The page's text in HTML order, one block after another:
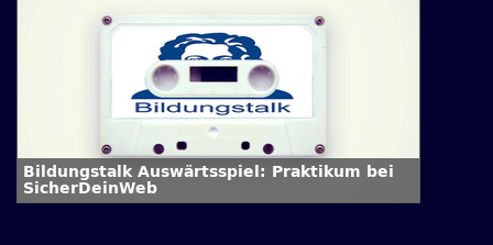
Bildungstalk Auswärtsspiel: Praktikum bei
SicherDeinWeb